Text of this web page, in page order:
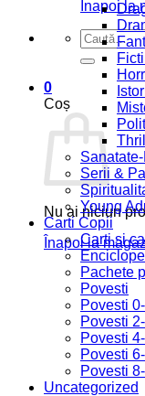
Înapoi la
Caută
după:
0
Coș
Nu ai niciun
Înapoi la
Serii &
Young
Carti Copii
Carti si
Pachete
Povesti
Povesti
Povesti
Povesti
Povesti
Povesti
Uncategorized